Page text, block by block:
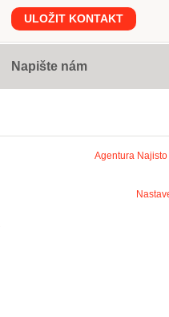
ULOŽIT KONTAKT
Napište nám
Agentura Najisto